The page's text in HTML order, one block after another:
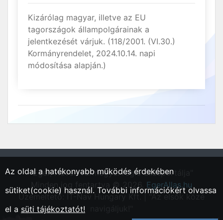
Kizárólag magyar, illetve az EU
tagországok állampolgárainak a
jelentkezését várjuk. (118/2001. (VI.30.)
Kormányrendelet, 2024.10.14. napi
módosítása alapján.)
"Eger, Heves vármegyei régió állásportálja"
Minden jog fentartva © 2026. EgerAllas.hu
Üzemeltető: IT-Nav Hungary Kft. | "Az elsők közé
Az oldal a hatékonyabb működés érdekében
sütiket(cookie) használ. További információkért olvassa
el a süti tájékoztatót!